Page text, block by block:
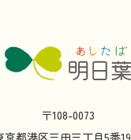
〒108-0073
京都港区三田三丁目5番19